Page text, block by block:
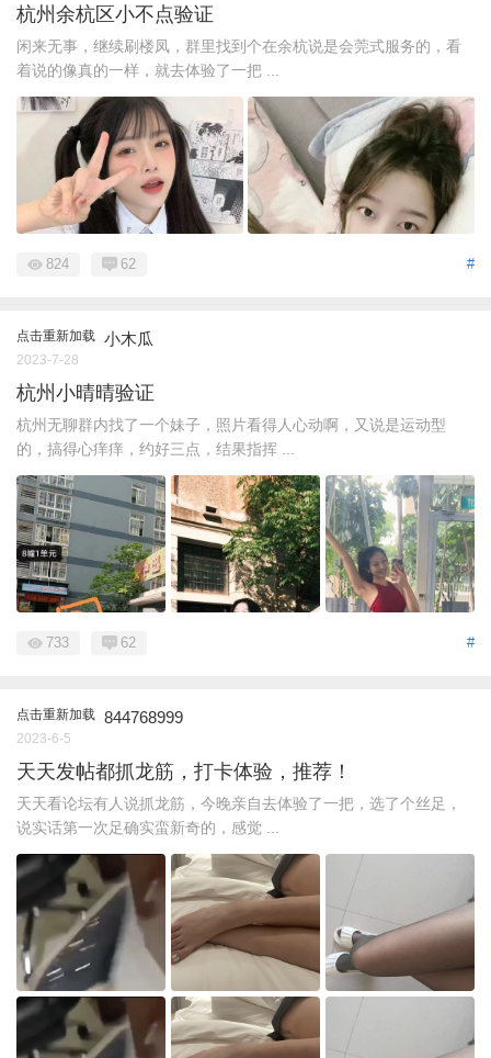
杭州余杭区小不点验证
闲来无事，继续刷楼凤，群里找到个在余杭说是会莞式服务的，看
着说的像真的一样，就去体验了一把 ...
#
824 62
点击重新加载 小木瓜
2023-7-28
杭州小晴晴验证
杭州无聊群内找了一个妹子，照片看得人心动啊，又说是运动型
的，搞得心痒痒，约好三点，结果指挥 ...
#
733 62
点击重新加载 844768999
2023-6-5
天天发帖都抓龙筋，打卡体验，推荐！
天天看论坛有人说抓龙筋，今晚亲自去体验了一把，选了个丝足，
说实话第一次足确实蛮新奇的，感觉 ...